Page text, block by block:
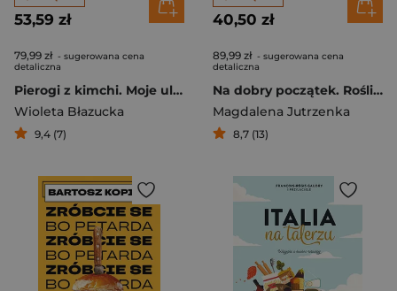
53,59 zł
79,99 zł - sugerowana cena
detaliczna
Pierogi z kimchi. Moje ulubione azjatyckie przepisy
Wioleta Błazucka
9,4 (7)
40,50 zł
89,99 zł - sugerowana cena
detaliczna
Na dobry początek. Roślinne śniadania pełne smaku
Magdalena Jutrzenka
8,7 (13)